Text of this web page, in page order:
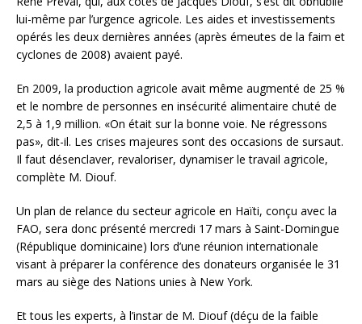
lui-même par l’urgence agricole. Les aides et investissements
opérés les deux dernières années (après émeutes de la faim et
cyclones de 2008) avaient payé.
En 2009, la production agricole avait même augmenté de 25 %
et le nombre de personnes en insécurité alimentaire chuté de
2,5 à 1,9 million. «On était sur la bonne voie. Ne régressons
pas», dit-il. Les crises majeures sont des occasions de sursaut.
Il faut désenclaver, revaloriser, dynamiser le travail agricole,
complète M. Diouf.
Un plan de relance du secteur agricole en Haïti, conçu avec la
FAO, sera donc présenté mercredi 17 mars à Saint-Domingue
(République dominicaine) lors d’une réunion internationale
visant à préparer la conférence des donateurs organisée le 31
mars au siège des Nations unies à New York.
Et tous les experts, à l’instar de M. Diouf (déçu de la faible